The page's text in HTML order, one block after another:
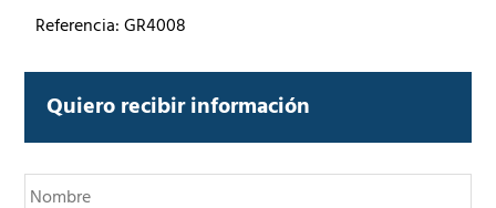
Referencia: GR4008
Quiero recibir información
N
o